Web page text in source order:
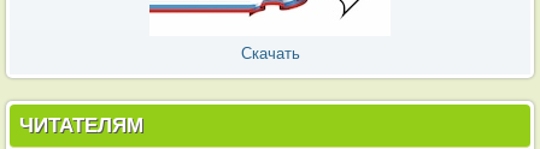
Скачать
ЧИТАТЕЛЯМ